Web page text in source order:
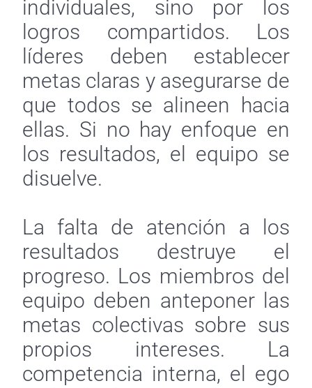
individuales, sino por los
logros compartidos. Los
líderes deben establecer
metas claras y asegurarse de
que todos se alineen hacia
ellas. Si no hay enfoque en
los resultados, el equipo se
disuelve.
La falta de atención a los
resultados destruye el
progreso. Los miembros del
equipo deben anteponer las
metas colectivas sobre sus
propios intereses. La
competencia interna, el ego